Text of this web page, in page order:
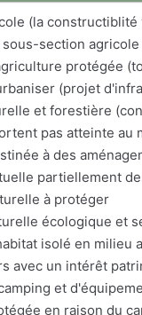
(la
sous-section
protégée
(projet
et forestière
pas atteinte au
à des
partiellement
à protéger
écologique et
isolé en milieu
avec un intérêt
et
en raison du